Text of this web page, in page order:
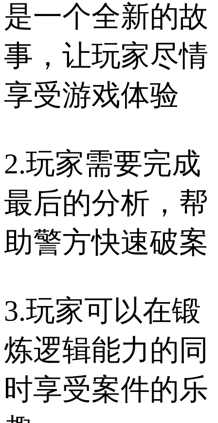
是一个全新的故
事，让玩家尽情
享受游戏体验
2.玩家需要完成
最后的分析，帮
助警方快速破案
3.玩家可以在锻
炼逻辑能力的同
时享受案件的乐